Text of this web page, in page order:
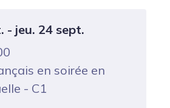
- jeu. 24 sept.
en soirée en
- C1